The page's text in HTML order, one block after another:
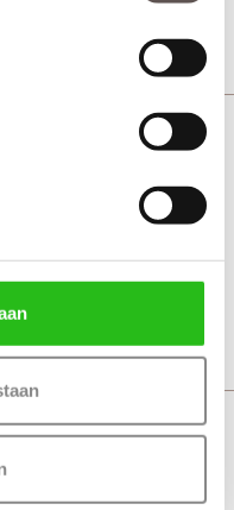
Brons brons glas
Vanaf € 780,-
Brons rook glas